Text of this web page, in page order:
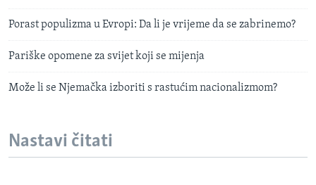
Porast populizma u Evropi: Da li je vrijeme da se zabrinemo?
Pariške opomene za svijet koji se mijenja
Može li se Njemačka izboriti s rastućim nacionalizmom?
Nastavi čitati